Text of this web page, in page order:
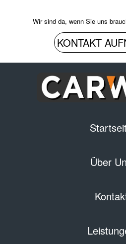
Wir sind da, wenn Sie uns
KONTAKT
Über